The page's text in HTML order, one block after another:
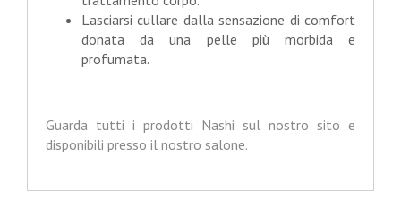
Lasciarsi cullare dalla sensazione di comfort
donata da una pelle più morbida e
profumata.
Guarda tutti i prodotti Nashi sul nostro sito e
disponibili presso il nostro salone.